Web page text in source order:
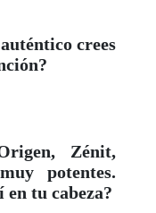
crees
Zénit,
potentes.
en tu cabeza?